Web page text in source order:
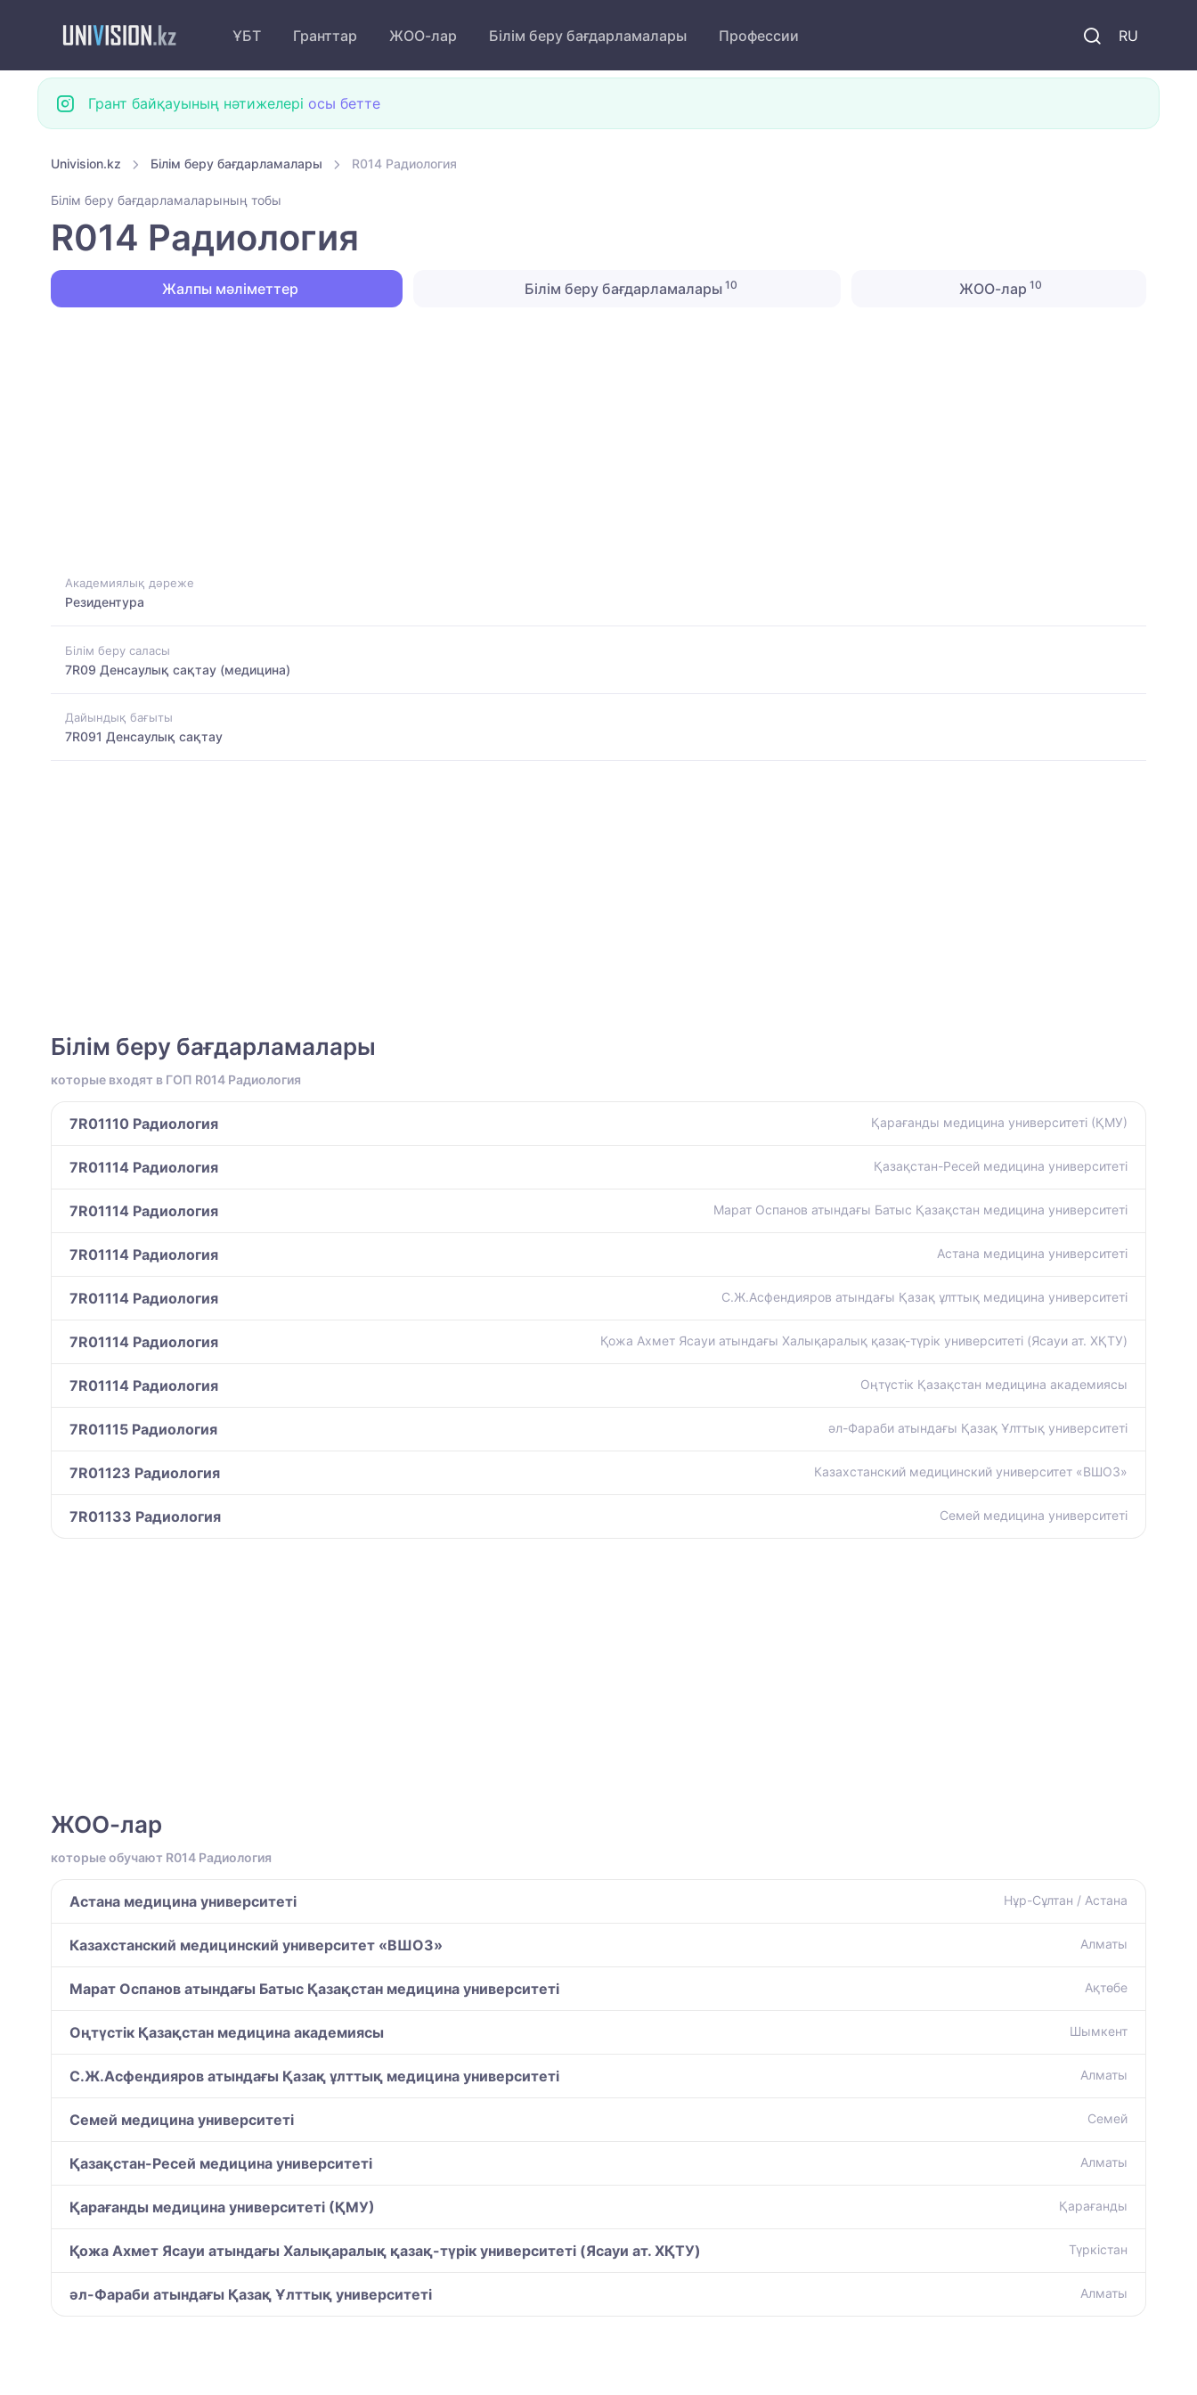
RU
ҰБТ Гранттар ЖОО-лар Білім беру бағдарламалары Профессии
Грант байқауының нәтижелері осы бетте
Univision.kz Білім беру бағдарламалары R014 Радиология
Білім беру бағдарламаларының тобы
R014 Радиология
Жалпы мәліметтер Білім беру бағдарламалары10 ЖОО-лар 10
Академиялық дәреже
Резидентура
Білім беру саласы
7R09 Денсаулық сақтау (медицина)
Дайындық бағыты
7R091 Денсаулық сақтау
Білім беру бағдарламалары
которые входят в ГОП R014 Радиология
7R01110 Радиология Қарағанды медицина университеті (ҚМУ)
7R01114 Радиология Қазақстан-Ресей медицина университеті
7R01114 Радиология Марат Оспанов атындағы Батыс Қазақстан медицина университеті
7R01114 Радиология Астана медицина университеті
7R01114 Радиология С.Ж.Асфендияров атындағы Қазақ ұлттық медицина университеті
7R01114 Радиология Қожа Ахмет Ясауи атындағы Халықаралық қазақ-түрiк университетi (Ясауи ат. ХҚТУ)
7R01114 Радиология Оңтүстік Қазақстан медицина академиясы
7R01115 Радиология әл-Фараби атындағы Қазақ Ұлттық университеті
7R01123 Радиология Казахстанский медицинский университет «ВШОЗ»
7R01133 Радиология Семей медицина университеті
ЖОО-лар
которые обучают R014 Радиология
Астана медицина университеті Нұр-Сұлтан / Астана
Казахстанский медицинский университет «ВШОЗ» Алматы
Марат Оспанов атындағы Батыс Қазақстан медицина университеті Ақтөбе
Оңтүстік Қазақстан медицина академиясы Шымкент
С.Ж.Асфендияров атындағы Қазақ ұлттық медицина университеті Алматы
Семей медицина университеті Семей
Қазақстан-Ресей медицина университеті Алматы
Қарағанды медицина университеті (ҚМУ) Қарағанды
Қожа Ахмет Ясауи атындағы Халықаралық қазақ-түрiк университетi (Ясауи ат. ХҚТУ) Түркістан
әл-Фараби атындағы Қазақ Ұлттық университеті Алматы